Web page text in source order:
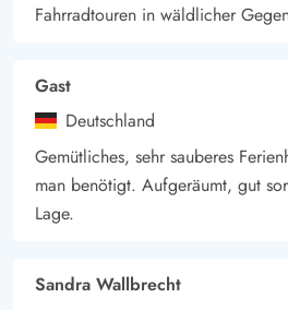
Fahrradtouren in wäldlicher
Gast
Deutschland
Gemütliches, sehr sauberes
man benötigt. Aufgeräumt, gut
Lage.
Sandra Wallbrecht